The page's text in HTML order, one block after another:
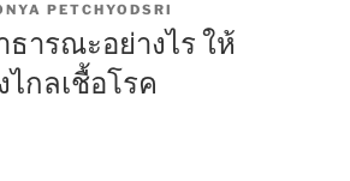
PETCHYODSRI
ธารณะอย่างไร ให้
กลเชื้อโรค